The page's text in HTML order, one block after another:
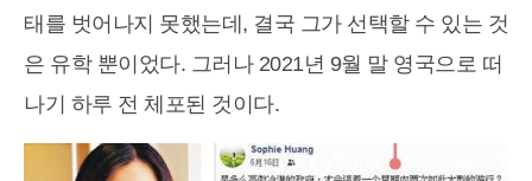
태를 벗어나지 못했는데, 결국 그가 선택할 수 있는 것
은 유학 뿐이었다. 그러나 2021년 9월 말 영국으로 떠
나기 하루 전 체포된 것이다.